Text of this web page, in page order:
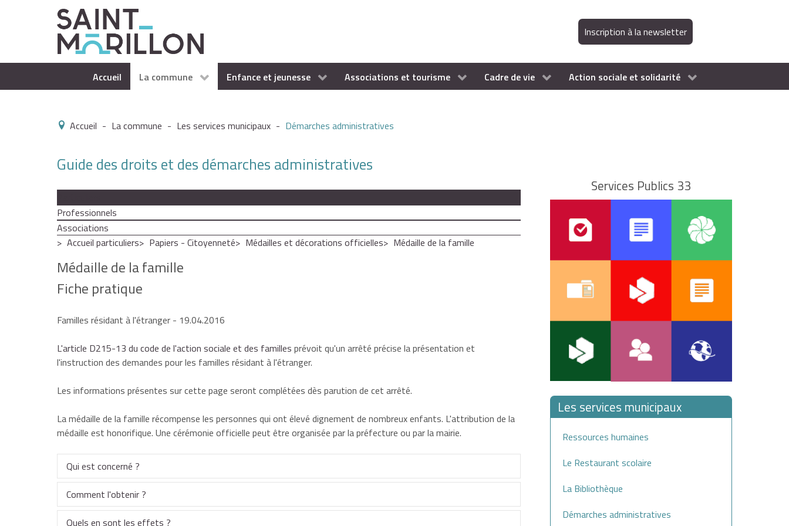
Inscription à la newsletter
Accueil La commune Enfance et jeunesse Associations et tourisme Cadre de vie Action sociale et solidarité
Accueil - La commune - Les services municipaux - Démarches administratives
Guide des droits et des démarches administratives
Professionnels
Associations
Accueil particuliers
Papiers - Citoyenneté Médailles et décorations officielles Médaille de la famille
Médaille de la famille
Fiche pratique
Familles résidant à l'étranger - 19.04.2016
L'article D215-13 du code de l'action sociale et des familles prévoit qu'un arrêté précise la présentation et
l'instruction des demandes pour les familles résidant à l'étranger.
Les informations présentes sur cette page seront complétées dès parution de cet arrêté.
La médaille de la famille récompense les personnes qui ont élevé dignement de nombreux enfants. L'attribution de la
médaille est honorifique. Une cérémonie officielle peut être organisée par la préfecture ou par la mairie.
Qui est concerné ?
Tout parent qui a :
Comment l'obtenir ?
Quels en sont les effets ?
Services Publics 33
Les services municipaux
Ressources humaines
Le Restaurant scolaire
La Bibliothèque
Démarches administratives